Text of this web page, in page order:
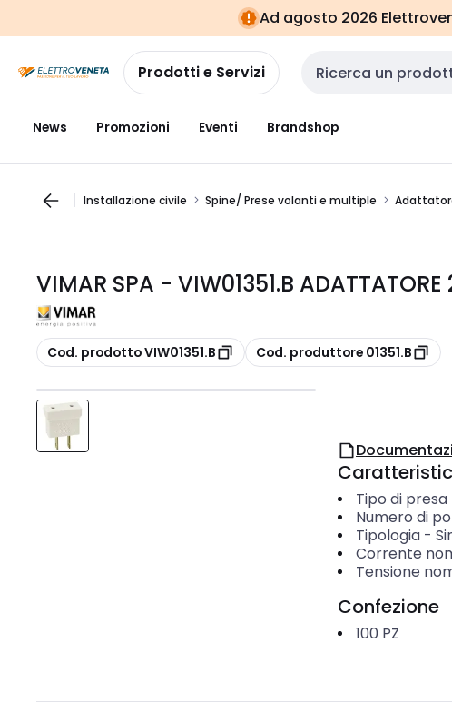
navigazionealla
pagina
Ad agosto 2026
Prodotti e Servizi Cerca input
News Promozioni Eventi Brandshop
Installazione civile Spine/ Prese volanti e multiple
VIMAR SPA - VIW01351.B
copia
Cod. prodotto VIW01351.B copia
Cod. produttore 01351.B
Tipo di presa
Numero di
Tipologia-
Corrente
Tensione
Confezione
100 PZ